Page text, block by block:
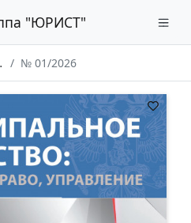
"ЮРИСТ"
№ 01/2026